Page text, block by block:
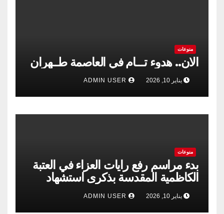
منوعات
الان.. هدوء تـــام في العاصمة طــهران
يناير 10, 2026
منوعات
بدء مراسم رفع رايات العزاء في العتبة
الكاظمية المقدسة بذكرى استشهاد
الإمام الكاظم”عليه السلام”
يناير 10, 2026